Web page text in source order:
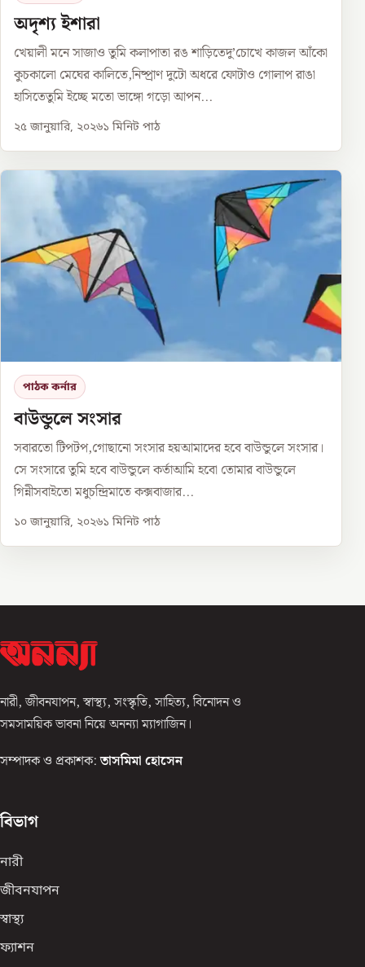
অদৃশ্য ইশারা
খেয়ালী মনে সাজাও তুমি কলাপাতা রঙ শাড়িতেদু’চোখে কাজল আঁকো
কুচকালো মেঘের কালিতে,নিষ্প্রাণ দুটো অধরে ফোটাও গোলাপ রাঙা
হাসিতেতুমি ইচ্ছে মতো ভাঙ্গো গড়ো আপন...
২৫ জানুয়ারি, ২০২৬১ মিনিট পাঠ
পাঠক কর্নার
বাউন্ডুলে সংসার
সবারতো টিপটপ,গোছানো সংসার হয়আমাদের হবে বাউন্ডুলে সংসার।
সে সংসারে তুমি হবে বাউন্ডুলে কর্তাআমি হবো তোমার বাউন্ডুলে
গিন্নীসবাইতো মধুচন্দ্রিমাতে কক্সবাজার...
১০ জানুয়ারি, ২০২৬১ মিনিট পাঠ
নারী, জীবনযাপন, স্বাস্থ্য, সংস্কৃতি, সাহিত্য, বিনোদন ও
সমসাময়িক ভাবনা নিয়ে অনন্যা ম্যাগাজিন।
সম্পাদক ও প্রকাশক: তাসমিমা হোসেন
বিভাগ
নারী
জীবনযাপন
স্বাস্থ্য
ফ্যাশন